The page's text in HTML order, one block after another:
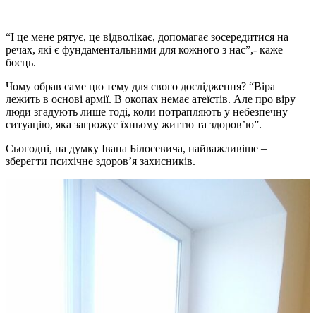
“І це мене рятує, це відволікає, допомагає зосередитися на
речах, які є фундаментальними для кожного з нас”,- каже
боєць.
Чому обрав саме цю тему для свого дослідження? “Віра
лежить в основі армії. В окопах немає атеїстів. Але про віру
люди згадують лише тоді, коли потрапляють у небезпечну
ситуацію, яка загрожує їхньому життю та здоров’ю”.
Сьогодні, на думку Івана Білосевича, найважливіше –
зберегти психічне здоров’я захисників.